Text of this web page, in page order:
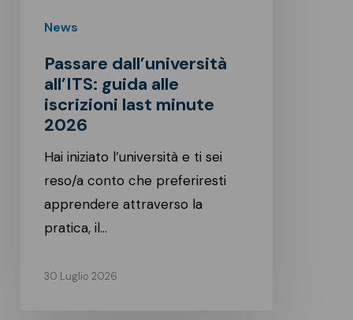
minute
2026
News
Passare dall’università
all’ITS: guida alle
iscrizioni last minute
2026
Hai iniziato l’università e ti sei
reso/a conto che preferiresti
apprendere attraverso la
pratica, il…
30 Luglio 2026